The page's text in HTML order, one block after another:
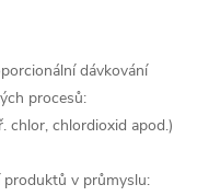
dávkování
procesů:
chlor, chlordioxid apod.)
v průmyslu: